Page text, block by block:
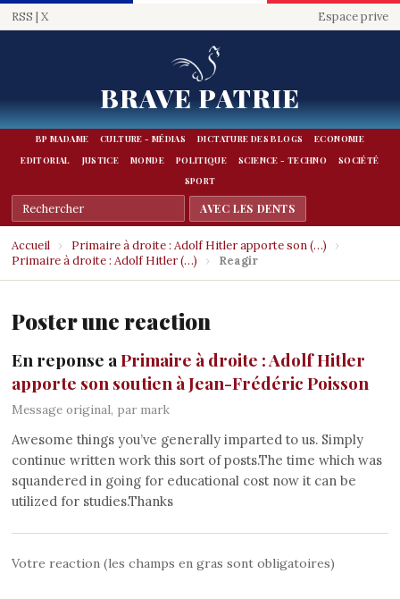
RSS | X Espace prive
BRAVE PATRIE
BP MADAME CULTURE - MÉDIAS DICTATURE DES BLOGS
ECONOMIE
EDITORIAL
JUSTICE MONDE POLITIQUE SCIENCE - TECHNO
SOCIÉTÉ
SPORT
Accueil › Primaire à droite : Adolf Hitler apporte son (…)
›
Primaire à droite : Adolf Hitler (…)
› Reagir
Poster une reaction
En reponse aPrimaire à droite : Adolf Hitler
apporte son soutien à Jean-Frédéric Poisson
Message original, par mark
Awesome things you’ve generally imparted to us. Simply
continue written work this sort of posts.The time which was
squandered in going for educational cost now it can be
utilized for studies.Thanks
Votre reaction (les champs en gras sont obligatoires)